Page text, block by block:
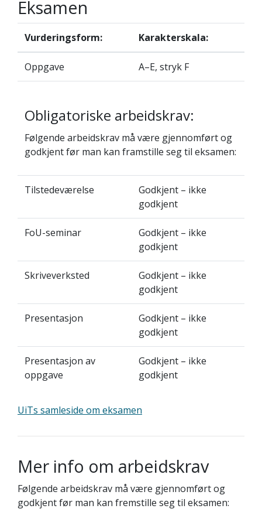
Eksamen
Vurderingsform: Karakterskala:
Oppgave A–E, stryk F
Obligatoriske arbeidskrav:
Følgende arbeidskrav må være gjennomført og
godkjent før man kan framstille seg til eksamen:
Tilstedeværelse
Godkjent – ikke
godkjent
FoU-seminar
Godkjent – ikke
godkjent
Skriveverksted
Godkjent – ikke
godkjent
Presentasjon
Godkjent – ikke
godkjent
Presentasjon av
oppgave
Godkjent – ikke
godkjent
UiTs samleside om eksamen
Mer info om arbeidskrav
Følgende arbeidskrav må være gjennomført og
godkjent før man kan fremstille seg til eksamen: